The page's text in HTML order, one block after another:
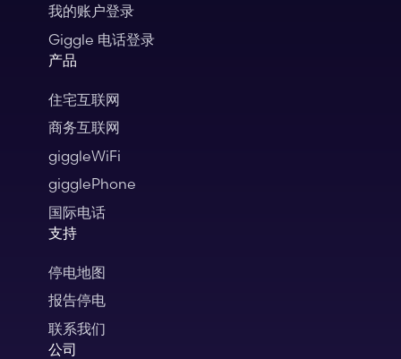
我的账户登录
Giggle 电话登录
产品
住宅互联网
商务互联网
giggleWiFi
gigglePhone
国际电话
支持
停电地图
报告停电
联系我们
公司